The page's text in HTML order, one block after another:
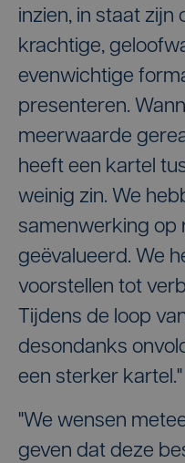
inzien, in staat zijn
krachtige,
evenwichtige
presenteren.
meerwaarde
heeft een kartel
weinig zin. We
samenwerking op
geëvalueerd. We
voorstellen tot
Tijdens de loop
desondanks
een sterker kartel."
"We wensen
geven dat deze